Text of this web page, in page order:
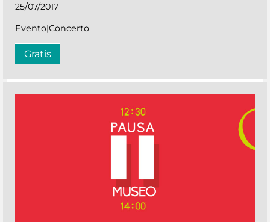
25/07/2017
Evento|Concerto
Gratis